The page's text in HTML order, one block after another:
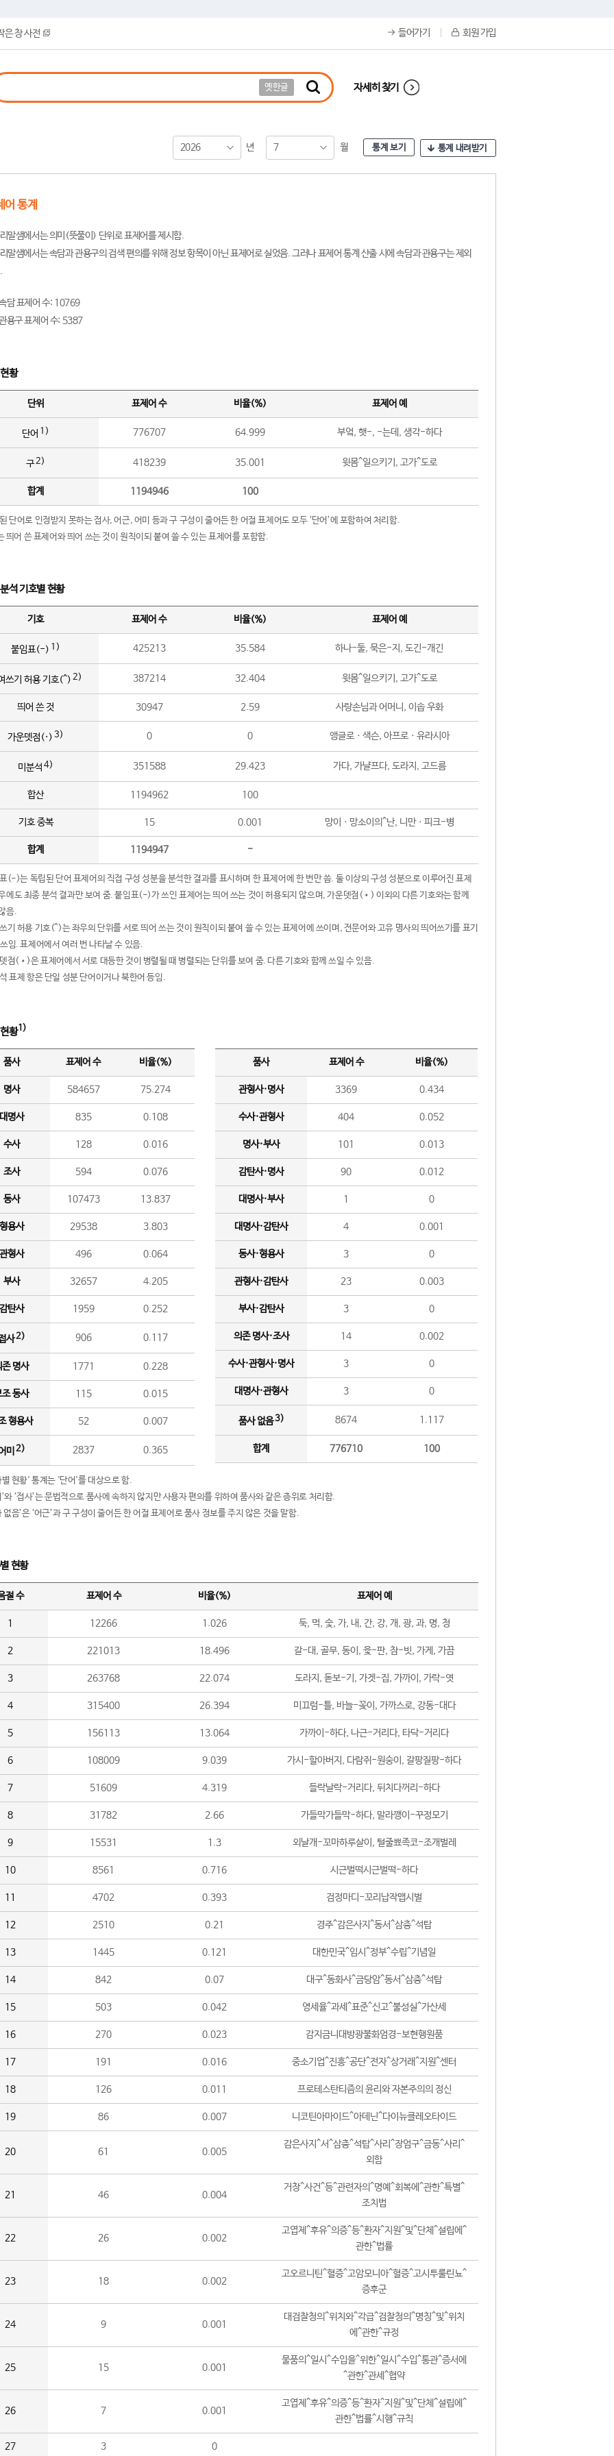
은 창 사전 들어가기 회원 가입
옛한글 자세히 찾기
2026 년 7 월 통계 보기 통계 내려받기
어 통계
말샘에서는 의미(뜻풀이) 단위로 표제어를 제시함.
말샘에서는 속담과 관용구의 검색 편의를 위해 정보 항목이 아닌 표제어로 실었음. 그러나 표제어 통계 산출 시에 속담과 관용구는 제외
담 표제어 수: 10769
용구 표제어 수: 5387
황
단위 표제어 수 비율(%) 표제어 예
단어 1) 776707 64.999 부엌, 햇-, -는데, 생각-하다
구2) 418239 35.001 윗몸^일으키기, 고가^도로
합계 1194946 100
단어로 인정받지 못하는 접사, 어근, 어미 등과 구 구성이 줄어든 한 어절 표제어도 모두 ‘단어’에 포함하여 처리함.
띄어 쓴 표제어와 띄어 쓰는 것이 원칙이되 붙여 쓸 수 있는 표제어를 포함함.
석 기호별 현황
기호 표제어 수 비율(%) 표제어 예
붙임표(-) 1) 425213 35.584 하나-둘, 묵은-지, 도긴-개긴
쓰기 허용 기호(^) 2) 387214 32.404 윗몸^일으키기, 고가^도로
띄어 쓴 것 30947 2.59 사랑손님과 어머니, 이솝 우화
가운뎃점(·) 3) 0 0 앵글로ㆍ색슨, 아프로ㆍ유라시아
미분석 4) 351588 29.423 가다, 가냘프다, 도라지, 고드름
합산 1194962 100
기호 중복 15 0.001 망이ㆍ망소이의^난, 니만ㆍ피크-병
합계 1194947 -
(-)는 독립된 단어 표제어의 직접 구성 성분을 분석한 결과를 표시하며 한 표제어에 한 번만 씀. 둘 이상의 구성 성분으로 이루어진 표제
에도 최종 분석 결과만 보여 줌. 붙임표(-)가 쓰인 표제어는 띄어 쓰는 것이 허용되지 않으며, 가운뎃점(•) 이외의 다른 기호와는 함께
음.
기 허용 기호(^)는 좌우의 단위를 서로 띄어 쓰는 것이 원칙이되 붙여 쓸 수 있는 표제어에 쓰이며, 전문어와 고유 명사의 띄어쓰기를 표기
임. 표제어에서 여러 번 나타날 수 있음.
점(•)은 표제어에서 서로 대등한 것이 병렬될 때 병렬되는 단위를 보여 줌. 다른 기호와 함께 쓰일 수 있음.
표제 항은 단일 성분 단어이거나 북한어 등임.
황1)
품사 표제어 수 비율(%)
명사 584657 75.274
명사 835 0.108
수사 128 0.016
조사 594 0.076
동사 107473 13.837
용사 29538 3.803
형사 496 0.064
부사 32657 4.205
탄사 1959 0.252
사2) 906 0.117
존 명사 1771 0.228
조 동사 115 0.015
형용사 52 0.007
미 2) 2837 0.365
품사 표제어 수 비율(%)
관형사·명사 3369 0.434
수사·관형사 404 0.052
명사·부사 101 0.013
감탄사·명사 90 0.012
대명사·부사 1 0
대명사·감탄사 4 0.001
동사·형용사 3 0
관형사·감탄사 23 0.003
부사·감탄사 3 0
의존 명사·조사 14 0.002
수사·관형사·명사 3 0
대명사·관형사 3 0
품사 없음3) 8674 1.117
합계 776710 100
현황' 통계는 '단어'를 대상으로 함.
와 ‘접사’는 문법적으로 품사에 속하지 않지만 사용자 편의를 위하여 품사와 같은 층위로 처리함.
없음’은 ‘어근’과 구 구성이 줄어든 한 어절 표제어로 품사 정보를 주지 않은 것을 말함.
현황
절 수 표제어 수 비율(%) 표제어 예
1 12266 1.026 둑, 먹, 숯, 가, 내, 간, 강, 개, 광, 과, 명, 청
2 221013 18.496 갈-대, 골무, 동이, 윷-판, 참-빗, 가게, 가끔
3 263768 22.074 도라지, 돋보-기, 가겟-집, 가까이, 가락-엿
4 315400 26.394 미끄럼-틀, 바늘-꽂이, 가까스로, 강동-대다
5 156113 13.064 가까이-하다, 나근-거리다, 타닥-거리다
6 108009 9.039 가시-할아버지, 다람쥐-원숭이, 갈팡질팡-하다
7 51609 4.319 들락날락-거리다, 뒤치다꺼리-하다
8 31782 2.66 가들막가들막-하다, 말라깽이-꾸정모기
9 15531 1.3 외날개-꼬마하루살이, 털줄뾰족코-조개벌레
10 8561 0.716 시근벌떡시근벌떡-하다
11 4702 0.393 검정마디-꼬리납작맵시벌
12 2510 0.21 경주^감은사지^동서^삼층^석탑
13 1445 0.121 대한민국^임시^정부^수립^기념일
14 842 0.07 대구^동화사^금당암^동서^삼층^석탑
15 503 0.042 영세율^과세^표준^신고^불성실^가산세
16 270 0.023 감지금니대방광불화엄경-보현행원품
17 191 0.016 중소기업^진흥^공단^전자^상거래^지원^센터
18 126 0.011 프로테스탄티즘의 윤리와 자본주의의 정신
19 86 0.007 니코틴아마이드^아데닌^다이뉴클레오타이드
20 61 0.005
감은사지^서^삼층^석탑^사리^장엄구^금동^사리^
외함
21 46 0.004
거창^사건^등^관련자의^명예^회복에^관한^특별^
조치법
22 26 0.002
고엽제^후유^의증^등^환자^지원^및^단체^설립에^
관한^법률
23 18 0.002
고오르니틴^혈증^고암모니아^혈증^고시투룰린뇨^
증후군
24 9 0.001
대검찰청의^위치와^각급^검찰청의^명칭^및^위치
에^관한^규정
25 15 0.001
물품의^일시^수입을^위한^일시^수입^통관^증서에
^관한^관세^협약
26 7 0.001
고엽제^후유^의증^등^환자^지원^및^단체^설립에^
관한^법률^시행^규칙
27 3 0